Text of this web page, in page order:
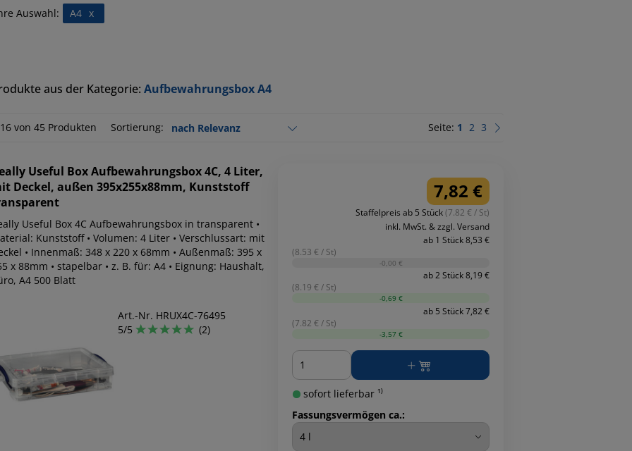
Auswahl: x
A4
aus der Kategorie: Aufbewahrungsbox A4
von 45 Produkten Sortierung: Seite: 1 2 3
Useful Box Aufbewahrungsbox 4C, 4 Liter,
Deckel, außen 395x255x88mm, Kunststoff
Useful Box 4C Aufbewahrungsbox in transparent •
Kunststoff • Volumen: 4 Liter • Verschlussart: mit
• Innenmaß: 348 x 220 x 68mm • Außenmaß: 395 x
x 88mm • stapelbar • z. B. für: A4 • Eignung: Haushalt,
A4 500 Blatt
Art.-Nr. HRUX4C-76495
5/5
(2)
7,82 €
Staffelpreis ab 5 Stück(7.82 € / St)
inkl. MwSt. & zzgl. Versand
ab 1 Stück 8,53 €
(8.53 € / St)
-0,00 €
ab 2 Stück 8,19 €
(8.19 € / St)
-0,69 €
ab 5 Stück 7,82 €
(7.82 € / St)
-3,57 €
Menge
sofort lieferbar ¹⁾
Fassungsvermögen ca.: